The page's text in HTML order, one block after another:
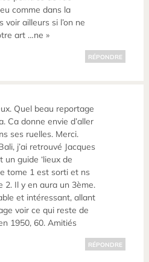
comme dans la
voir ailleurs si l’on ne
art …ne »
RÉPONDRE
Quel beau reportage
Ca donne envie d’aller
ses ruelles. Merci.
j’ai retrouvé Jacques
guide ‘lieux de
tome 1 est sorti et ns
2. Il y en aura un 3ème.
et intéressant, allant
voir ce qui reste de
1950, 60. Amitiés
RÉPONDRE